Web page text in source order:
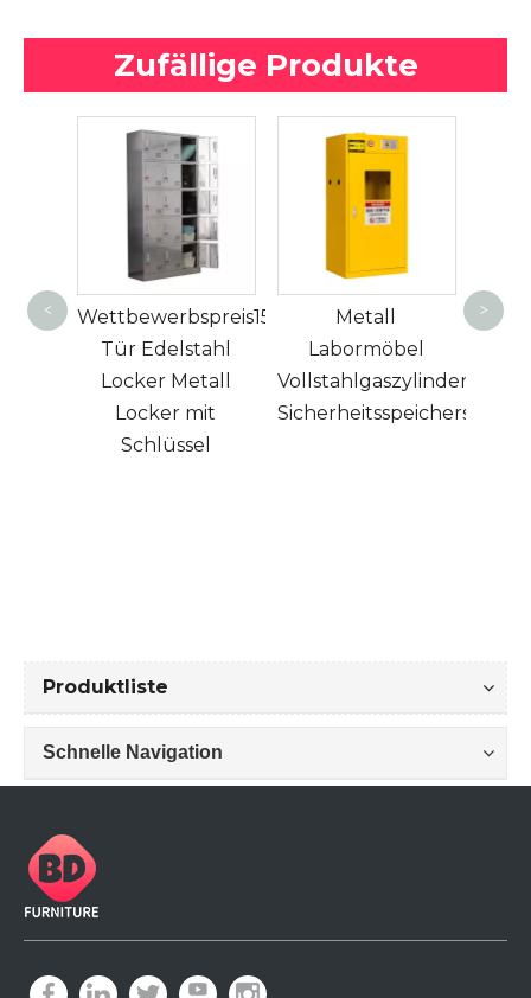
Zufällige Produkte
Wettbewerbspreis15
Tür Edelstahl
Locker Metall
Locker mit
Schlüssel
Metall
Labormöbel
Vollstahlgaszylinder
< >
Produktliste
Schnelle Navigation